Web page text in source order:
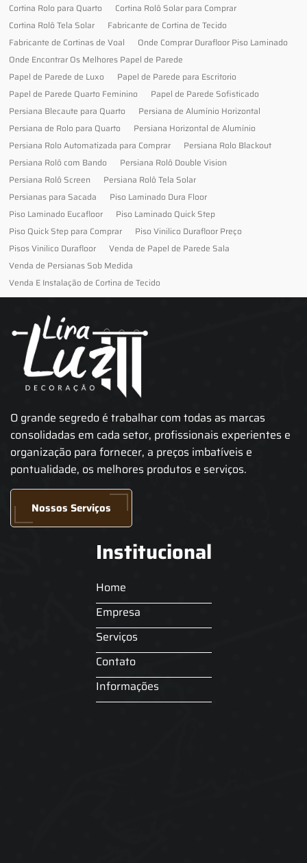
Cortina Rolo para Quarto
Cortina Rolô Solar para Comprar
Cortina Rolô Tela Solar
Fabricante de Cortina de Tecido
Fabricante de Cortinas de Voal
Onde Comprar Durafloor Piso Laminado
Onde Encontrar Os Melhores Papel de Parede
Papel de Parede de Luxo
Papel de Parede para Escritorio
Papel de Parede Quarto Feminino
Papel de Parede Sofisticado
Persiana Blecaute para Quarto
Persiana de Alumínio Horizontal
Persiana de Rolo para Quarto
Persiana Horizontal de Alumínio
Persiana Rolo Automatizada para Comprar
Persiana Rolo Blackout
Persiana Rolô com Bando
Persiana Rolô Double Vision
Persiana Rolô Screen
Persiana Rolô Tela Solar
Persianas para Sacada
Piso Laminado Dura Floor
Piso Laminado Eucafloor
Piso Laminado Quick Step
Piso Quick Step para Comprar
Piso Vinilico Durafloor Preço
Pisos Vinilico Durafloor
Venda de Papel de Parede Sala
Venda de Persianas Sob Medida
Venda E Instalação de Cortina de Tecido
O grande segredo é trabalhar com todas as marcas
consolidadas em cada setor, profissionais experientes e
organização para fornecer, a preços imbatíveis e
pontualidade, os melhores produtos e serviços.
Nossos Serviços
Institucional
Home
Empresa
Serviços
Contato
Informações